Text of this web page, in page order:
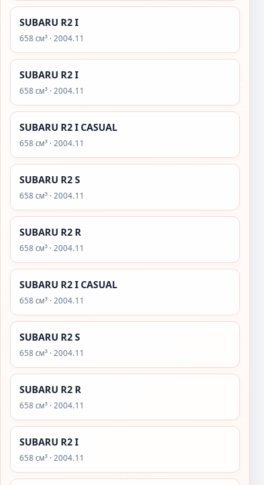
SUBARU R2 I
658 см³ · 2004.11
SUBARU R2 I
658 см³ · 2004.11
SUBARU R2 I CASUAL
658 см³ · 2004.11
SUBARU R2 S
658 см³ · 2004.11
SUBARU R2 R
658 см³ · 2004.11
SUBARU R2 I CASUAL
658 см³ · 2004.11
SUBARU R2 S
658 см³ · 2004.11
SUBARU R2 R
658 см³ · 2004.11
SUBARU R2 I
658 см³ · 2004.11